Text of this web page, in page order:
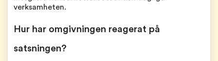
verksamheten.
Hur har omgivningen reagerat på
satsningen?